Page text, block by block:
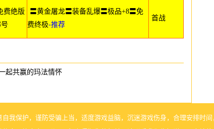
费绝版
〓黄金屠龙〓装备乱爆〓极品+8〓免
费终极-推荐
首战
起共赢的玛法情怀
自我保护，谨防受骗上当，适度游戏益脑，沉迷游戏伤身，合理安排时